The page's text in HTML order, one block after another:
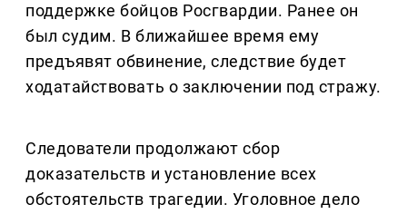
поддержке бойцов Росгвардии. Ранее он
был судим. В ближайшее время ему
предъявят обвинение, следствие будет
ходатайствовать о заключении под стражу.
Следователи продолжают сбор
доказательств и установление всех
обстоятельств трагедии. Уголовное дело